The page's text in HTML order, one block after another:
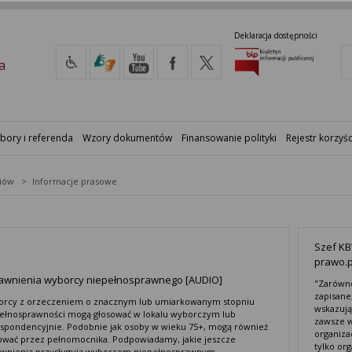
Deklaracja dostępności
i referenda Wzory dokumentów Finansowanie polityki Rejestr
Informacje prasowe
wyborcy niepełnosprawnego [AUDIO]
z orzeczeniem o znacznym lub umiarkowanym stopniu
mogą głosować w lokalu wyborczym lub
Podobnie jak osoby w wieku 75+, mogą również
przez pełnomocnika. Podpowiadamy, jakie jeszcze
Szef
zawsze
tylko